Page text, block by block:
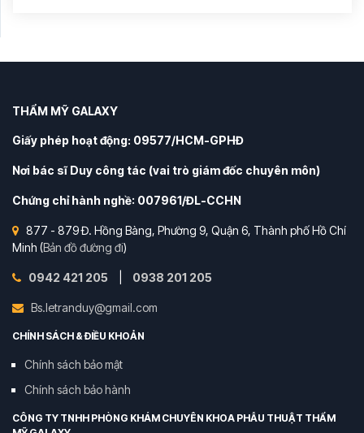
THẨM MỸ GALAXY
Giấy phép hoạt động: 09577/HCM-GPHĐ
Nơi bác sĩ Duy công tác (vai trò giám đốc chuyên môn)
Chứng chỉ hành nghề: 007961/ĐL-CCHN
877 - 879 Đ. Hồng Bàng, Phường 9, Quận 6, Thành phố Hồ Chí
Minh (Bản đồ đường đi)
0942 421 205 0938 201 205
Bs.letranduy@gmail.com
CHÍNH SÁCH & ĐIỀU KHOẢN
Chính sách bảo mật
Chính sách bảo hành
CÔNG TY TNHH PHÒNG KHÁM CHUYÊN KHOA PHẪU THUẬT THẨM